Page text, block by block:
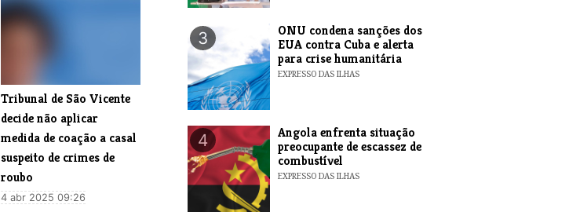
Tribunal de São Vicente
decide não aplicar
medida de coação a casal
suspeito de crimes de
roubo
4 abr 2025 09:26
3
ONU condena sanções dos
EUA contra Cuba e alerta
para crise humanitária
EXPRESSO DAS ILHAS
4
Angola enfrenta situação
preocupante de escassez de
combustível
EXPRESSO DAS ILHAS